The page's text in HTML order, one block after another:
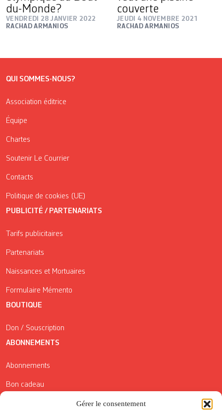
Gérer le consentement
du-Monde?
VENDREDI 28 JANVIER 2022
RACHAD ARMANIOS
couverte
JEUDI 4 NOVEMBRE 2021
RACHAD ARMANIOS
QUI SOMMES-NOUS?
Association éditrice
Équipe
Chartes
Soutenir Le Courrier
Contacts
Politique de cookies (UE)
PUBLICITÉ / PARTENARIATS
Tarifs publicitaires
Partenariats
Naissances et Mortuaires
Formulaire Mémento
BOUTIQUE
Don / Souscription
ABONNEMENTS
Abonnements
Bon cadeau
Conditions générales de vente